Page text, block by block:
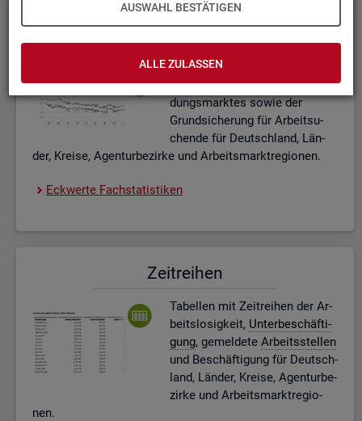
AUSWAHL BESTÄTIGEN
ALLE ZULASSEN
Eck­wer­te Fach­sta­tis­ti­ken
bel­len zu den ak­tu­el­len Eck­
wer­ten des Ar­beits- und Aus­bil­
dungs­mark­tes sowie der
Grund­si­che­rung für Ar­beit­su­
chen­de für Deutsch­land, Län­
der, Krei­se, Agen­tur­be­zir­ke und Ar­beits­markt­re­gio­nen.
Eck­wer­te Fach­sta­tis­ti­ken
Zeit­rei­hen
Ta­bel­len mit Zeit­rei­hen der Ar­
beits­lo­sig­keit, Un­ter­be­schäf­ti­
gung, ge­mel­de­te Ar­beits­stel­len
und Be­schäf­ti­gung für Deutsch­
land, Län­der, Krei­se, Agen­tur­be­
zir­ke und Ar­beits­markt­re­gio­
nen.